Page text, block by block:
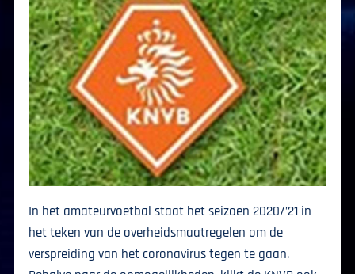
In het amateurvoetbal staat het seizoen 2020/’21 in
het teken van de overheidsmaatregelen om de
verspreiding van het coronavirus tegen te gaan.